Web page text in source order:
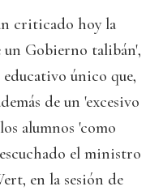
criticado hoy la
Gobierno talibán',
único que,
de un 'excesivo
alumnos 'como
el ministro
en la sesión de